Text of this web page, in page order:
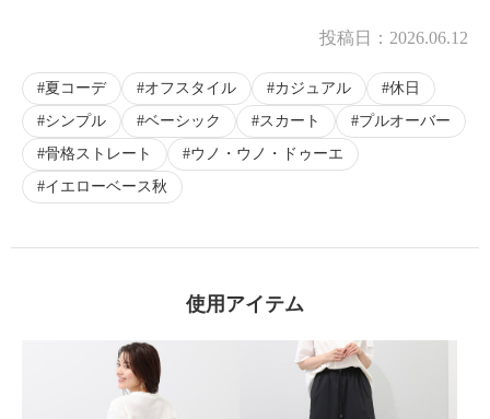
投稿日： 2026.06.12
夏コーデ オフスタイル カジュアル
休日
シンプル
ベーシック スカート
プルオーバー
骨格ストレート
ウノ・ウノ・ドゥーエ
イエローベース秋
使用アイテム